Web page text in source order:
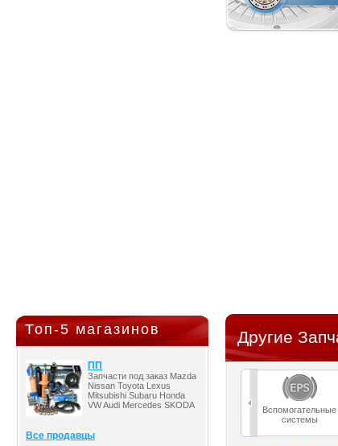
Топ-5 магазинов
ПП
Запчасти под заказ Mazda
Nissan Toyota Lexus
Mitsubishi Subaru Honda
VW Audi Mercedes SKODA
Все продавцы
Другие
Вспомогательные
системы